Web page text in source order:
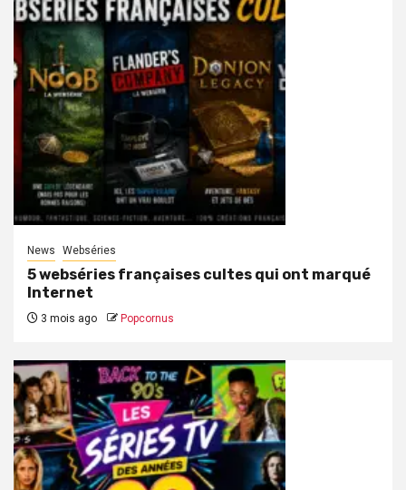
News Webséries
5 webséries françaises cultes qui ont marqué
Internet
3 mois ago Popcornus